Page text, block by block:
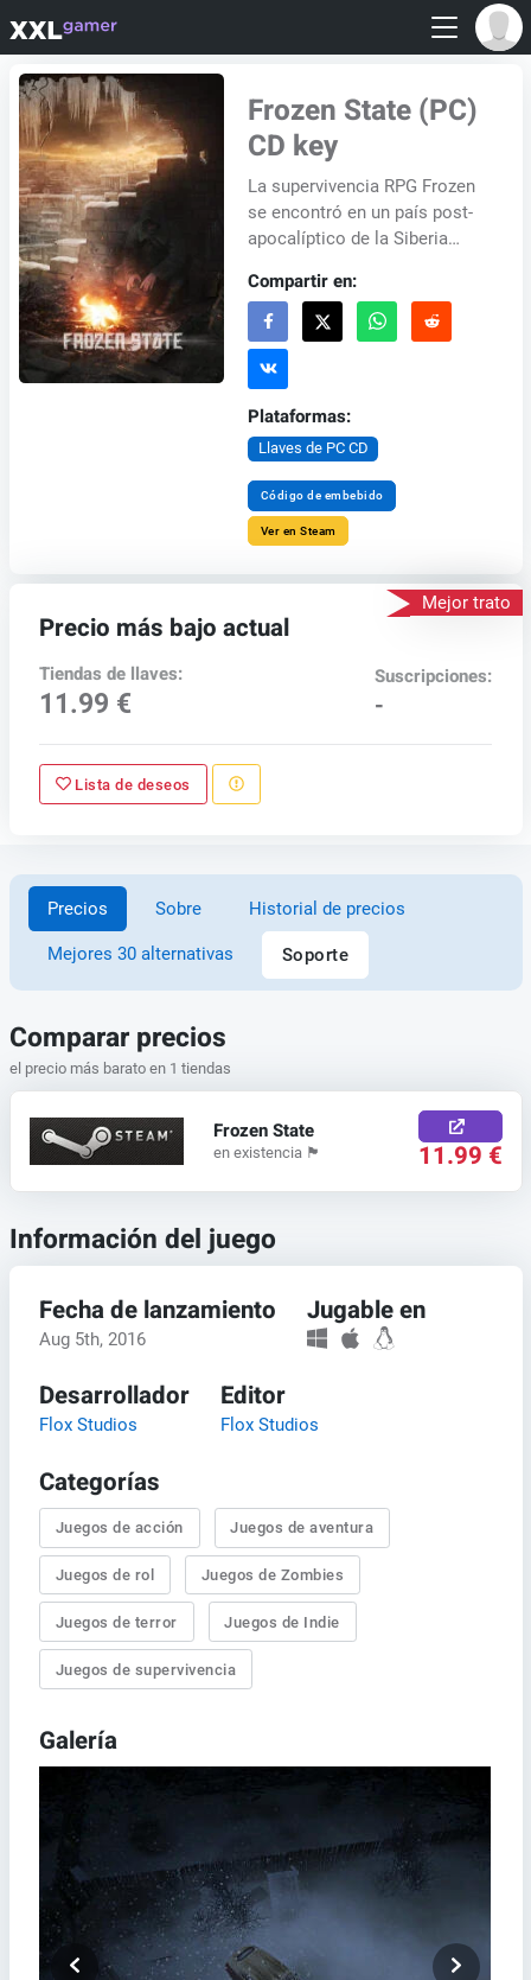
Frozen State (PC)
CD key
La supervivencia RPG Frozen
se encontró en un país post-
apocalíptico de la Siberia
al acecho peligro. Usted se
encontrará...
Compartir en:
Plataformas:
Llaves de PC CD
Código de embebido
Ver en Steam
Mejor trato
Precio más bajo actual
Tiendas de llaves:
11.99 €
Suscripciones:
-
Lista de deseos
Precios Sobre Historial de precios
Mejores 30 alternativas Soporte
Comparar precios
el precio más barato en 1 tiendas
Frozen State
en existencia 🏴 11.99 €
Información del juego
Fecha de lanzamiento
Aug 5th, 2016
Jugable en
Desarrollador
Flox Studios
Editor
Flox Studios
Categorías
Juegos de acción Juegos de aventura
Juegos de rol Juegos de Zombies
Juegos de terror Juegos de Indie
Juegos de supervivencia
Galería